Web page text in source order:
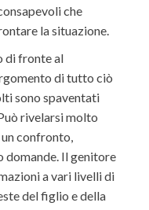
che
la situazione.
di fronte al
ditutto ciò
sono spaventati
rivelarsi molto
confronto,
domande. Il genitore
a vari livelli di
del figlio e della